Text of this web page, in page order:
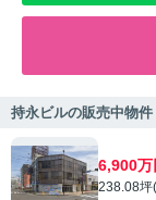
持永ビルの販売中物件
6,900万
238.08坪